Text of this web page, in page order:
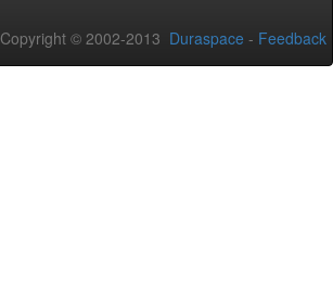
Copyright © 2002-2013 Duraspace - Feedback